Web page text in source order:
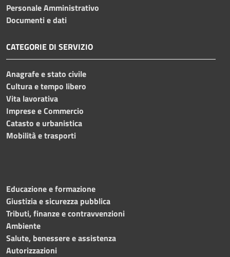
Personale Amministrativo
Documenti e dati
CATEGORIE DI SERVIZIO
Anagrafe e stato civile
Cultura e tempo libero
Vita lavorativa
Imprese e Commercio
Catasto e urbanistica
Mobilità e trasporti
Educazione e formazione
Giustizia e sicurezza pubblica
Tributi, finanze e contravvenzioni
Ambiente
Salute, benessere e assistenza
Autorizzazioni